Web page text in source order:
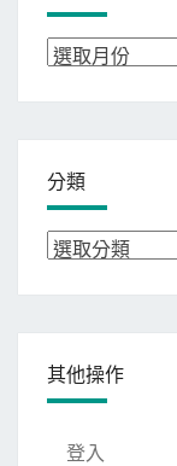
彙
分類
分
其他操作
登入